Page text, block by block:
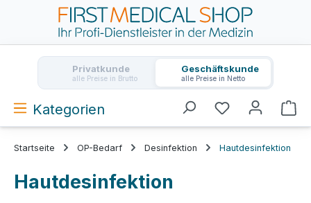
Zum Hauptinhalt springen
Privatkunde
alle Preise in Brutto
Geschäftskunde
alle Preise in Netto
Kategorien
Startseite OP-Bedarf Desinfektion Hautdesinfektion
Hautdesinfektion